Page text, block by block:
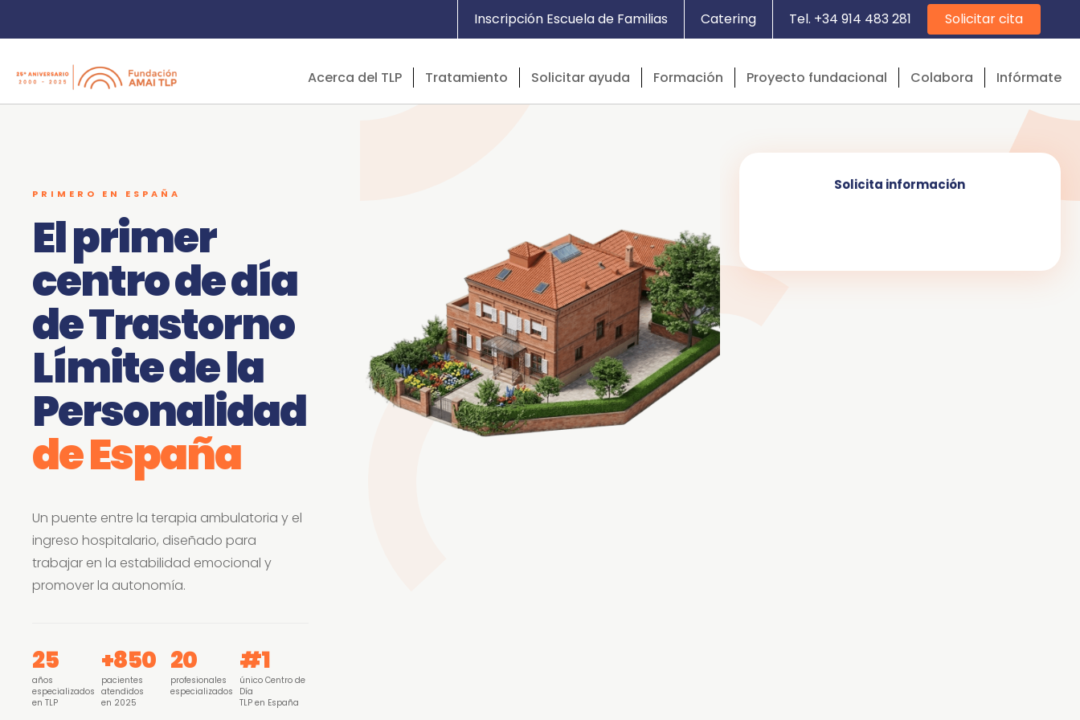
Inscripción Escuela de Familias Catering Tel. +34 914 483 281 Solicitar cita
Acerca del TLP Tratamiento Solicitar ayuda Formación Proyecto fundacional Colabora Infórmate
PRIMERO EN ESPAÑA
El primer
centro de día
de Trastorno
Límite de la
Personalidad
de España
Un puente entre la terapia ambulatoria y el
ingreso hospitalario, diseñado para
trabajar en la estabilidad emocional y
promover la autonomía.
25
años
especializados
en TLP
+850
pacientes
atendidos
en 2025
20
profesionales
especializados
#1
único Centro de
Día
TLP en España
Solicita información